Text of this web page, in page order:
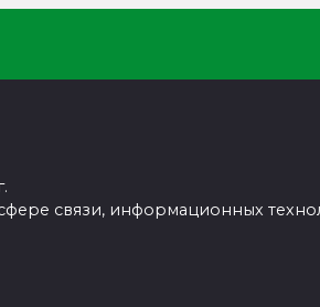
связи, информационных